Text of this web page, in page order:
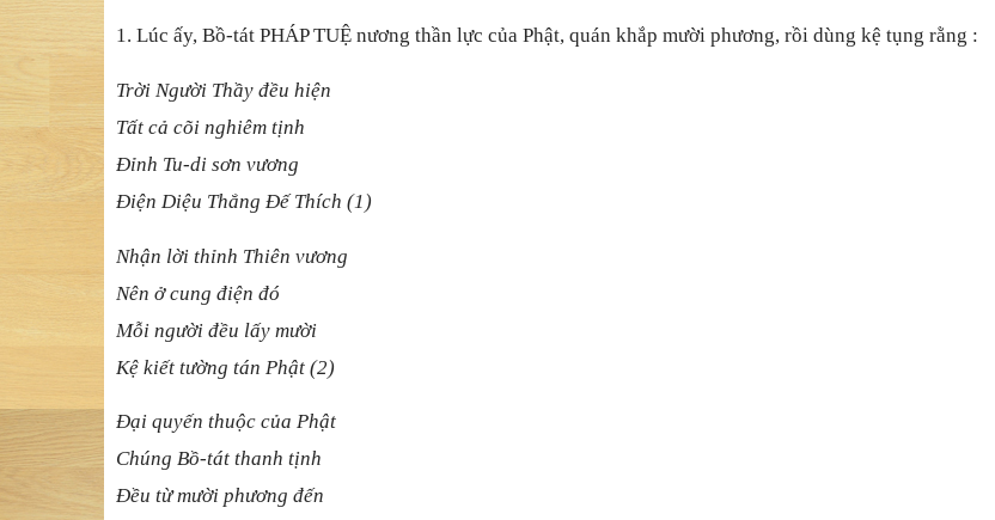
1. Lúc ấy, Bồ-tát PHÁP TUỆ nương thần lực của Phật, quán khắp mười phương, rồi dùng kệ tụng rằng :
Trời Người Thầy đều hiện
Tất cả cõi nghiêm tịnh
Đỉnh Tu-di sơn vương
Điện Diệu Thắng Đế Thích (1)
Nhận lời thỉnh Thiên vương
Nên ở cung điện đó
Mỗi người đều lấy mười
Kệ kiết tường tán Phật (2)
Đại quyến thuộc của Phật
Chúng Bồ-tát thanh tịnh
Đều từ mười phương đến